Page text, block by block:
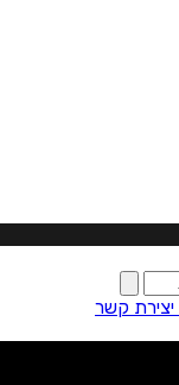
יצירת קשר